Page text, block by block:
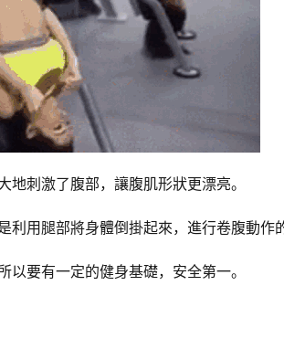
地刺激了腹部，讓腹肌形狀更漂亮。
利用腿部將身體倒掛起來，進行卷腹動作
以要有一定的健身基礎，安全第一。